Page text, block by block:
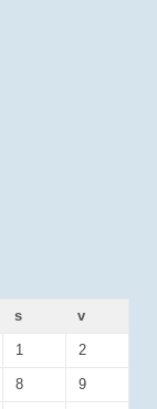
s v
1 2
8 9